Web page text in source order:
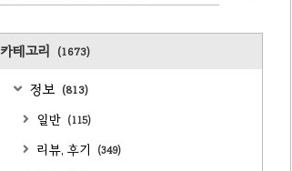
카테고리 (1673)
정보 (813)
일반 (115)
리뷰, 후기 (349)